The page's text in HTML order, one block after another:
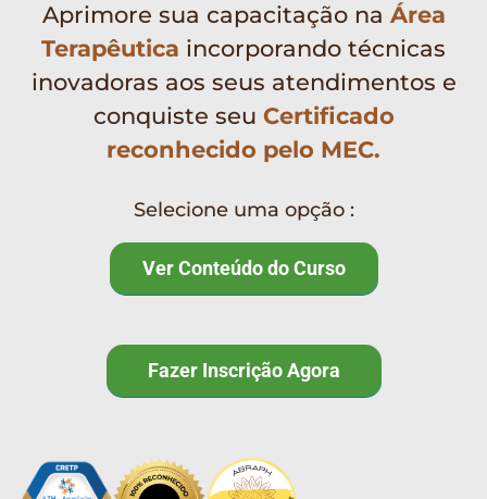
Aprimore sua capacitação na Área
Terapêutica incorporando técnicas
inovadoras aos seus atendimentos e
conquiste seu Certificado
reconhecido pelo MEC.
Selecione uma opção :
Ver Conteúdo do Curso
Fazer Inscrição Agora